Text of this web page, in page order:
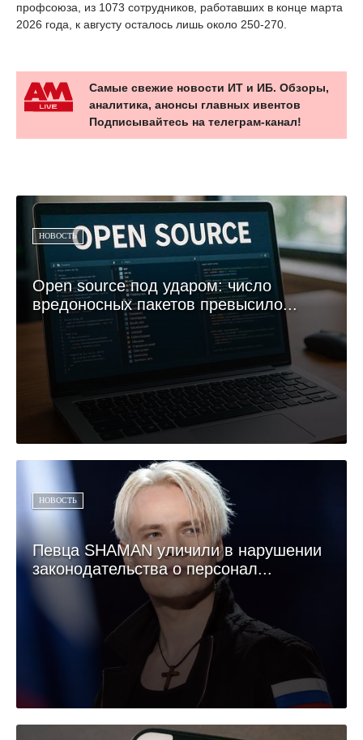
профсоюза, из 1073 сотрудников, работавших в конце марта
2026 года, к августу осталось лишь около 250-270.
Самые свежие новости ИТ и ИБ. Обзоры,
аналитика, анонсы главных ивентов
Подписывайтесь на телеграм-канал!
НОВОСТЬ
Open source под ударом: число
вредоносных пакетов превысило...
НОВОСТЬ
Певца SHAMAN уличили в нарушении
законодательства о персонал...